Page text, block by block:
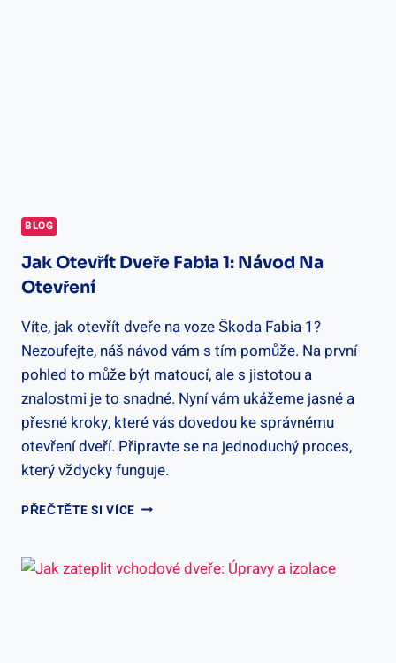
BLOG
Jak Otevřít Dveře Fabia 1: Návod Na
Otevření
Víte, jak otevřít dveře na voze Škoda Fabia 1?
Nezoufejte, náš návod vám s tím pomůže. Na první
pohled to může být matoucí, ale s jistotou a
znalostmi je to snadné. Nyní vám ukážeme jasné a
přesné kroky, které vás dovedou ke správnému
otevření dveří. Připravte se na jednoduchý proces,
který vždycky funguje.
PŘEČTĚTE SI VÍCEJAK
FABIA
1: